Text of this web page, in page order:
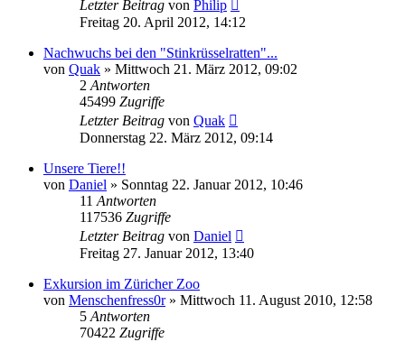
Letzter Beitrag von Philip
Freitag 20. April 2012, 14:12
Nachwuchs bei den "Stinkrüsselratten"...
von Quak » Mittwoch 21. März 2012, 09:02
2 Antworten
45499 Zugriffe
Letzter Beitrag von Quak
Donnerstag 22. März 2012, 09:14
Unsere Tiere!!
von Daniel » Sonntag 22. Januar 2012, 10:46
11 Antworten
117536 Zugriffe
Letzter Beitrag von Daniel
Freitag 27. Januar 2012, 13:40
Exkursion im Züricher Zoo
von Menschenfress0r» Mittwoch 11. August 2010, 12:58
5 Antworten
70422 Zugriffe